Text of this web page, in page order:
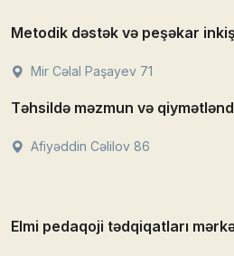
Metodik dəstək və peşəkar
Mir Cəlal Paşayev 71
Təhsildə məzmun və
Afiyəddin Cəlilov 86
Elmi pedaqoji tədqiqatları